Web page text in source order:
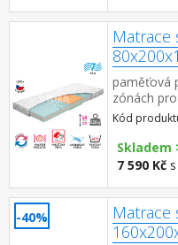
Matrace
paměťová
zónách
masážní
Kód
Skladem
7 590 Kč
-40%
Matrace